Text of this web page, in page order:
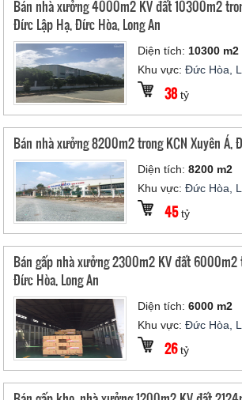
Bán nhà xưởng 4000m2 KV đất 10300m2
Đức Lập Hạ, Đức Hòa, Long An
Diện tích: 10300 m2
Khu vực:Đức Hòa,
38tỷ
Bán nhà xưởng 8200m2 trong KCN Xuyên Á,
Diện tích:8200 m2
Khu vực:Đức Hòa,
45tỷ
Bán gấp nhà xưởng 2300m2 KV đất 6000m2
Đức Hòa, Long An
Diện tích:6000 m2
Khu vực:Đức Hòa,
26tỷ